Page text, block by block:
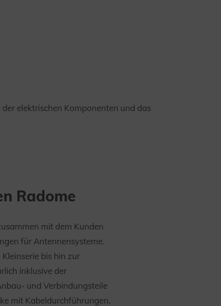
elektrischen Komponenten und das
Radome
mit dem Kunden
für Antennensysteme.
bis hin zur
inklusive der
und Verbindungsteile
mit Kabeldurchführungen,